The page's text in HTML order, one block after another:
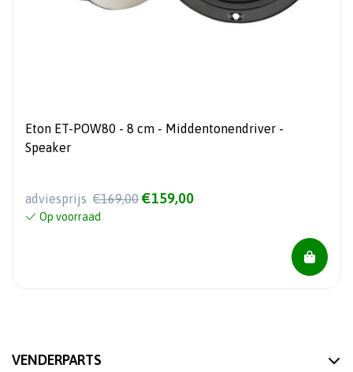
Eton ET-POW80 - 8 cm - Middentonendriver -
Speaker
adviesprijs €169,00 €159,00
Op voorraad
VENDERPARTS